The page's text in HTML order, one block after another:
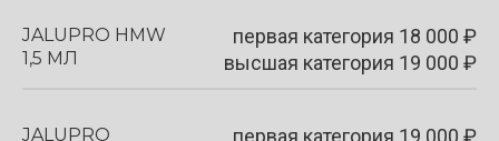
JALUPRO HMW
1,5 МЛ
первая категория 18 000 ₽
высшая категория 19 000 ₽
JALUPRO
первая категория 19 000 ₽